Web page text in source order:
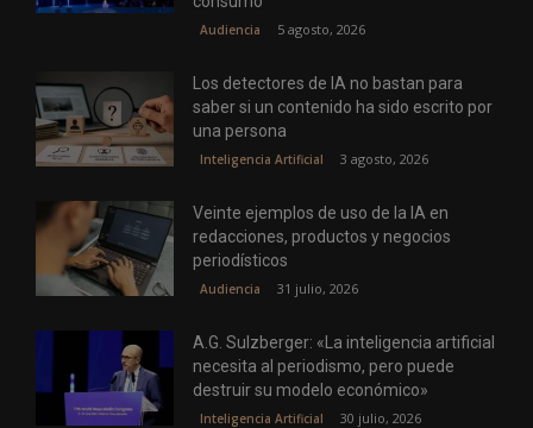
Audiencia 5 agosto, 2026
Los detectores de IA no bastan para
saber si un contenido ha sido escrito por
una persona
Inteligencia Artificial 3 agosto, 2026
Veinte ejemplos de uso de la IA en
redacciones, productos y negocios
periodísticos
Audiencia 31 julio, 2026
A.G. Sulzberger: «La inteligencia artificial
necesita al periodismo, pero puede
destruir su modelo económico»
Inteligencia Artificial 30 julio, 2026